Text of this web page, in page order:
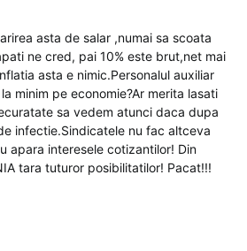
asta de salar ,numai sa scoata
ne cred, pai 10% este brut,net mai
asta e nimic.Personalul auxiliar
minim pe economie?Ar merita lasati
sa vedem atunci daca dupa
infectie.Sindicatele nu fac altceva
apara interesele cotizantilor! Din
tara tuturor posibilitatilor! Pacat!!!